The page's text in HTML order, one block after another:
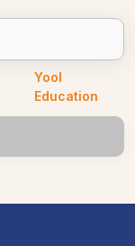
Yool
Education